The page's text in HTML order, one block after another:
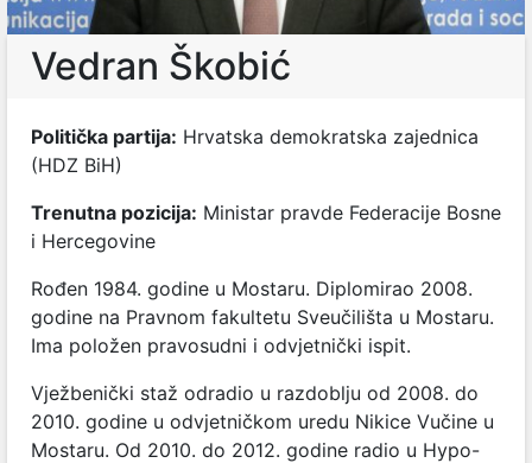
Vedran Škobić
Politička partija: Hrvatska demokratska zajednica
(HDZ BiH)
Trenutna pozicija: Ministar pravde Federacije Bosne
i Hercegovine
Rođen 1984. godine u Mostaru. Diplomirao 2008.
godine na Pravnom fakultetu Sveučilišta u Mostaru.
Ima položen pravosudni i odvjetnički ispit.
Vježbenički staž odradio u razdoblju od 2008. do
2010. godine u odvjetničkom uredu Nikice Vučine u
Mostaru. Od 2010. do 2012. godine radio u Hypo-